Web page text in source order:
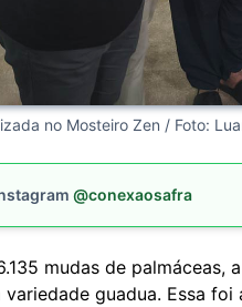
no Mosteiro Zen / Foto:
@conexaosafra
mudas de palmáceas,
variedade guadua. Essa